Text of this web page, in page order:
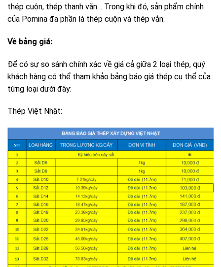
thép cuộn, thép thanh vằn… Trong khi đó, sản phẩm chính
của Pomina đa phần là thép cuộn và thép vằn.
Về bảng giá:
Để có sự so sánh chính xác về giá cả giữa 2 loại thép, quý
khách hàng có thể tham khảo bảng báo giá thép cụ thể của
từng loại dưới đây:
Thép Việt Nhật: